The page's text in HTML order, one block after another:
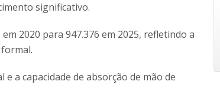
significativo.
2020 para 947.376 em 2025, refletindo a
a capacidade de absorção de mão de